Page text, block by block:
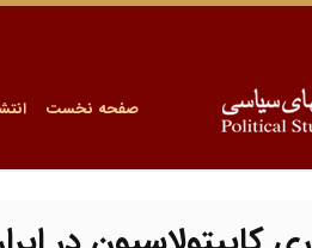
صفحه نخست